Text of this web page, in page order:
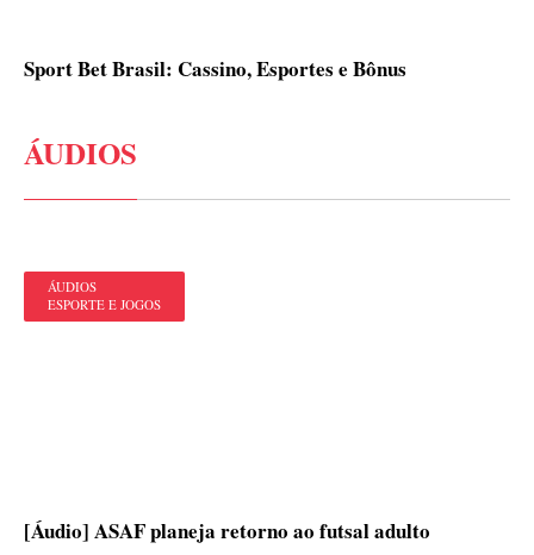
Sport Bet Brasil: Cassino, Esportes e Bônus
ÁUDIOS
ÁUDIOS
ESPORTE E JOGOS
[Áudio] ASAF planeja retorno ao futsal adulto